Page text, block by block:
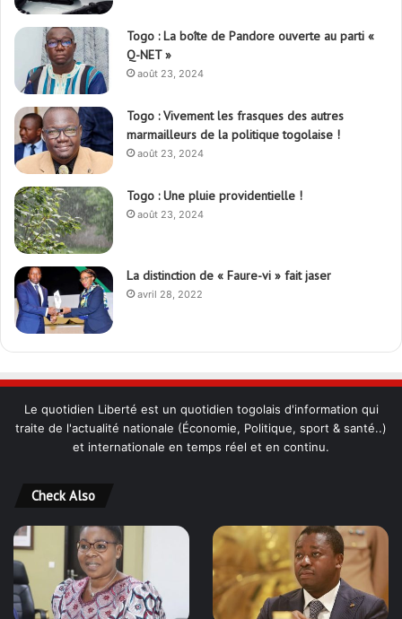
Togo : La boîte de Pandore ouverte au parti «
Q-NET »
août 23, 2024
Togo : Vivement les frasques des autres
marmailleurs de la politique togolaise !
août 23, 2024
Togo : Une pluie providentielle !
août 23, 2024
La distinction de « Faure-vi » fait jaser
avril 28, 2022
Le quotidien Liberté est un quotidien togolais d'information qui
traite de l'actualité nationale (Économie, Politique, sport & santé..)
et internationale en temps réel et en continu.
Check Also